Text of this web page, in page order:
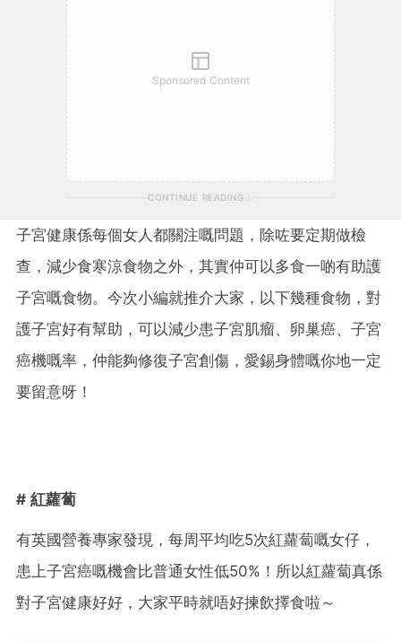
Sponsored Content
CONTINUE READING
子宮健康係每個女人都關注嘅問題，除咗要定期做檢
查，減少食寒涼食物之外，其實仲可以多食一啲有助護
子宮嘅食物。今次小編就推介大家，以下幾種食物，對
護子宮好有幫助，可以減少患子宮肌瘤、卵巢癌、子宮
癌機嘅率，仲能夠修復子宮創傷，愛錫身體嘅你地一定
要留意呀！
# 紅蘿蔔
有英國營養專家發現，每周平均吃5次紅蘿蔔嘅女仔，
患上子宮癌嘅機會比普通女性低50%！所以紅蘿蔔真係
對子宮健康好好，大家平時就唔好揀飲擇食啦～